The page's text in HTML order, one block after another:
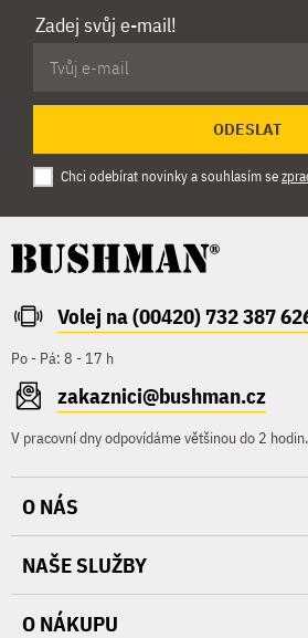
Zadej svůj e-mail!
ODESLAT
Chci odebírat novinky a souhlasím se
Volej na (00420) 732 387
Po - Pá: 8 - 17 h
zakaznici@bushman.cz
V pracovní dny odpovídáme většinou do 2 hodin.
O NÁS
NAŠE SLUŽBY
O NÁKUPU